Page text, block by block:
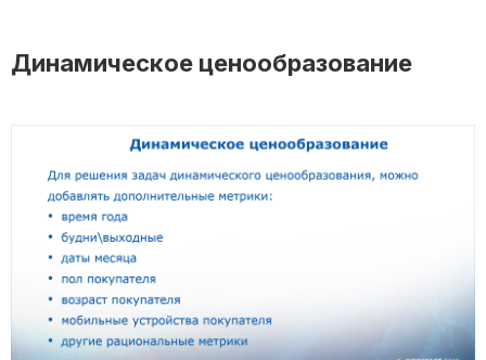
Динамическое ценообразование